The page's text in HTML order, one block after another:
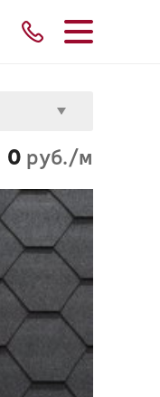
0 руб./м